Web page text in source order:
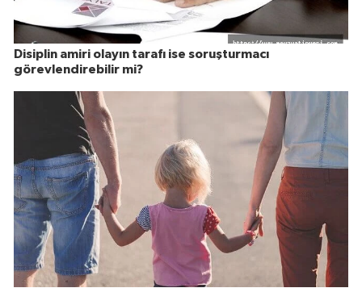
Disiplin amiri olayın tarafı ise soruşturmacı
görevlendirebilir mi?